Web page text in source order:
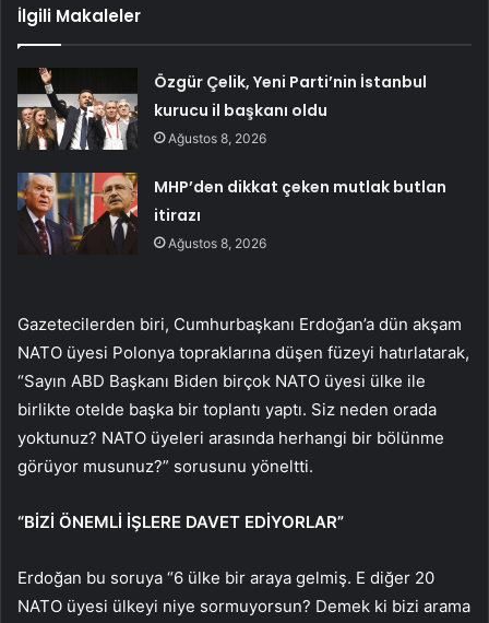
İlgili Makaleler
Özgür Çelik, Yeni Parti’nin İstanbul
kurucu il başkanı oldu
Ağustos 8, 2026
MHP’den dikkat çeken mutlak butlan
itirazı
Ağustos 8, 2026
Gazetecilerden biri, Cumhurbaşkanı Erdoğan’a dün akşam
NATO üyesi Polonya topraklarına düşen füzeyi hatırlatarak,
“Sayın ABD Başkanı Biden birçok NATO üyesi ülke ile
birlikte otelde başka bir toplantı yaptı. Siz neden orada
yoktunuz? NATO üyeleri arasında herhangi bir bölünme
görüyor musunuz?” sorusunu yöneltti.
“BİZİ ÖNEMLİ İŞLERE DAVET EDİYORLAR”
Erdoğan bu soruya “6 ülke bir araya gelmiş. E diğer 20
NATO üyesi ülkeyi niye sormuyorsun? Demek ki bizi arama